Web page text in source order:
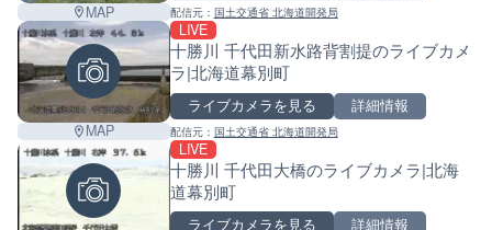
MAP 配信元： 国土交通省 北海道開発局
MAP
LIVE
十勝川 千代田新水路背割提のライブカメ
ラ|北海道幕別町
ライブカメラを見る 詳細情報
配信元： 国土交通省 北海道開発局
LIVE
十勝川 千代田大橋のライブカメラ|北海
道幕別町
ライブカメラを見る 詳細情報